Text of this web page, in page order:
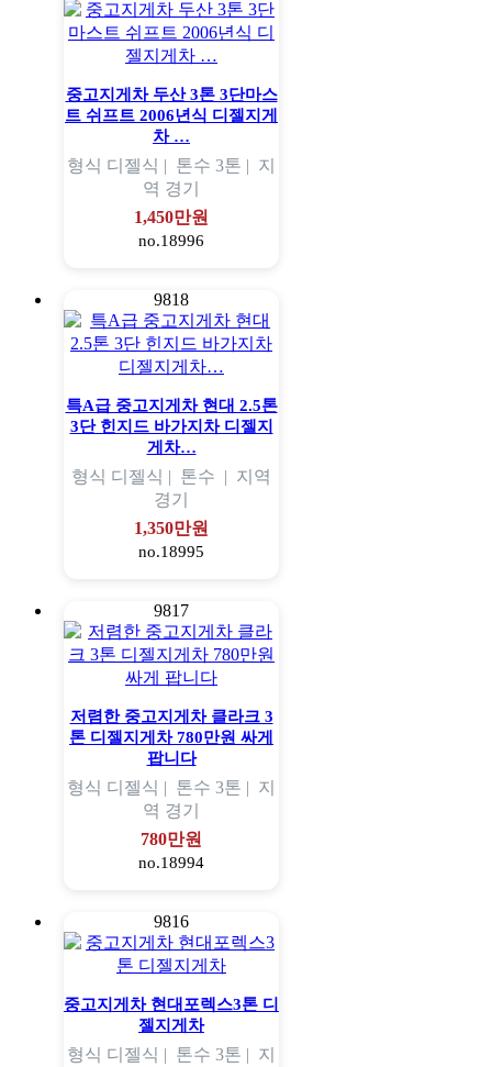
중고지게차 두산 3톤 3단마스
트 쉬프트 2006년식 디젤지게
차 …
형식 디젤식 | 톤수 3톤 | 지
역 경기
1,450만원
no.18996
9818
특A급 중고지게차 현대 2.5톤
3단 힌지드 바가지차 디젤지
게차…
형식 디젤식 | 톤수 | 지역
경기
1,350만원
no.18995
9817
저렴한 중고지게차 클라크 3
톤 디젤지게차 780만원 싸게
팝니다
형식 디젤식 | 톤수 3톤 | 지
역 경기
780만원
no.18994
9816
중고지게차 현대포렉스3톤 디
젤지게차
형식 디젤식 | 톤수 3톤 | 지